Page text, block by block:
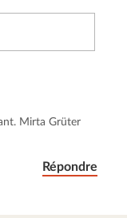
Mirta Grüter
Répondre